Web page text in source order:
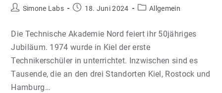
Beitrags-
Simone Labs
Beitrag18. Juni 2024
Beitrags-
Allgemein
Die Technische Akademie Nord feiert ihr 50jähriges
Jubiläum. 1974 wurde in Kiel der erste
Technikerschüler in unterrichtet. Inzwischen sind es
Tausende, die an den drei Standorten Kiel, Rostock und
Hamburg…